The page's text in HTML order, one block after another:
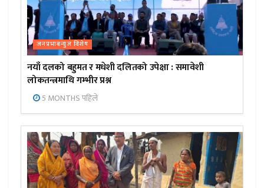
जनप्रभाबन्युज विशेष
नयाँ दलको बहुमत र मधेशी दलितको उपेक्षा : समावेशी
लोकतन्त्रमाथि गम्भीर प्रश्न
5 MONTHS पहिले